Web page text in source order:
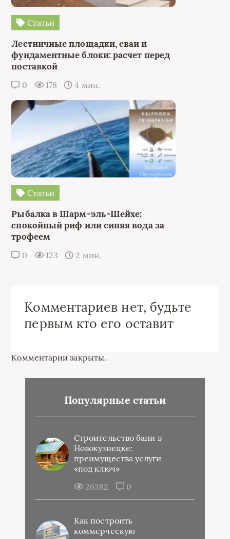
Статьи
Лестничные площадки, сваи и
фундаментные блоки: расчет перед
поставкой
0 178 4 мин.
Статьи
Рыбалка в Шарм-эль-Шейхе:
спокойный риф или синяя вода за
трофеем
0 123 2 мин.
Комментариев нет, будьте
первым кто его оставит
Комментарии закрыты.
Популярные статьи
Строительство бани в
Новокузнецке:
преимущества услуги
«под ключ»
26382
0
Как построить
коммерческую